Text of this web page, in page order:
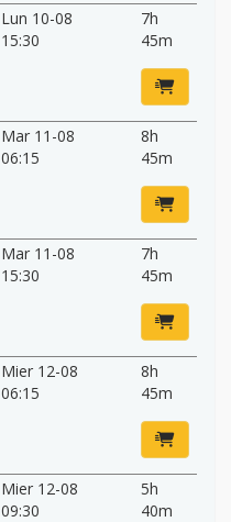
Lun 10-08
15:30
7h
45m
Mar 11-08
06:15
8h
45m
Mar 11-08
15:30
7h
45m
Mier 12-08
06:15
8h
45m
Mier 12-08
09:30
5h
40m